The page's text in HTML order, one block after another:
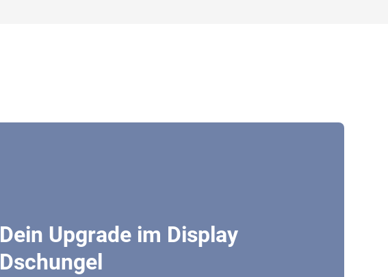
Dein Upgrade im Display
Dschungel